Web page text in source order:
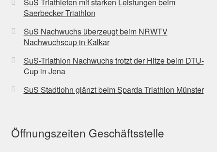
Saerbecker Triathlon
SuS Nachwuchs überzeugt beim NRWTV
Nachwuchscup in Kalkar
SuS-Triathlon Nachwuchs trotzt der Hitze beim DTU-
Cup in Jena
SuS Stadtlohn glänzt beim Sparda Triathlon Münster
Öffnungszeiten Geschäftsstelle